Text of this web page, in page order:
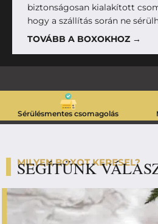
biztonságosan kialakított
hogy a szállítás során ne
TOVÁBB A BOXOKHOZ →
Sérülésmentes csomagolás
MILYEN BOXOT KERESEL?
SEGÍTÜNK